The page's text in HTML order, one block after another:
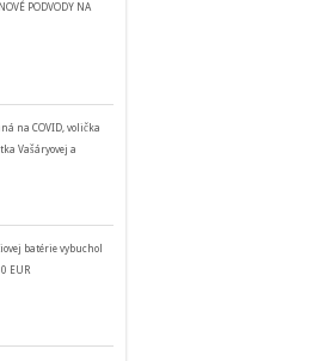
PODVODY NA
na COVID, volička
Vašáryovej a
batérie vybuchol
EUR